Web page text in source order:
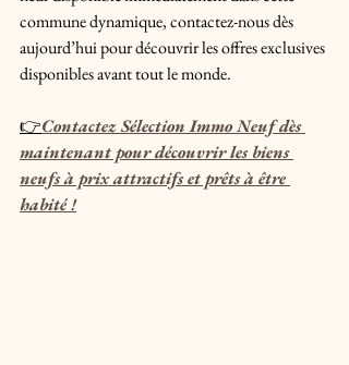
commune dynamique, contactez-nous dès
aujourd’hui pour découvrir les offres exclusives
disponibles avant tout le monde.
👉Contactez Sélection Immo Neuf dès
maintenant pour découvrir les biens
neufs à prix attractifs et prêts à être
habité !